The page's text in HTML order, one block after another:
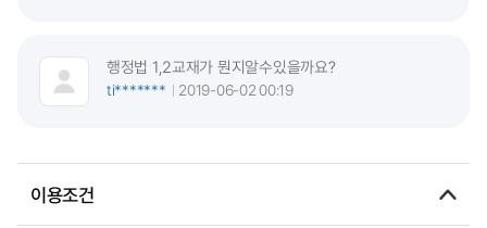
행정법 1,2교재가 뭔지알수있을까요?
ti*******
2019-06-02 00:19
이용조건